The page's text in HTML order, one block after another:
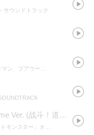
制作，成为真正的音乐
的成就，而去了旧金
三角迷踪的配乐制作。
サウンドトラック
ジナルサウンドトラック
Ver. (战斗！道馆馆主
リジナル・サウンドトラック